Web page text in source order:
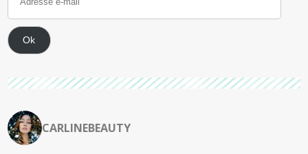
Ok
CARLINEBEAUTY